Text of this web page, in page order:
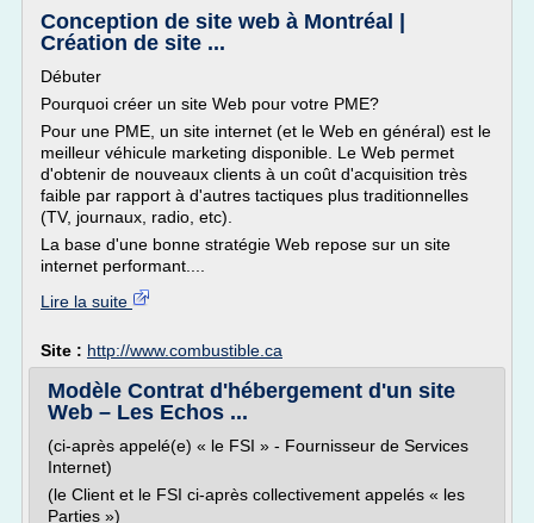
Conception de site web à Montréal |
Création de site ...
Débuter
Pourquoi créer un site Web pour votre PME?
Pour une PME, un site internet (et le Web en général) est le
meilleur véhicule marketing disponible. Le Web permet
d'obtenir de nouveaux clients à un coût d'acquisition très
faible par rapport à d'autres tactiques plus traditionnelles
(TV, journaux, radio, etc).
La base d'une bonne stratégie Web repose sur un site
internet performant....
Lire la suite
Site : http://www.combustible.ca
Modèle Contrat d'hébergement d'un site
Web – Les Echos ...
(ci-après appelé(e) « le FSI » - Fournisseur de Services
Internet)
(le Client et le FSI ci-après collectivement appelés « les
Parties »)